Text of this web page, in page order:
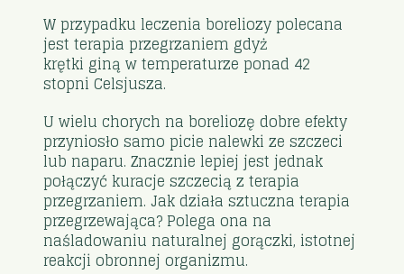
W przypadku leczenia boreliozy polecana
jest terapia przegrzaniem gdyż
krętki giną w temperaturze ponad 42
stopni Celsjusza.
U wielu chorych na boreliozę dobre efekty
przyniosło samo picie nalewki ze szczeci
lub naparu. Znacznie lepiej jest jednak
połączyć kuracje szczecią z terapia
przegrzaniem. Jak działa sztuczna terapia
przegrzewająca? Polega ona na
naśladowaniu naturalnej gorączki, istotnej
reakcji obronnej organizmu.